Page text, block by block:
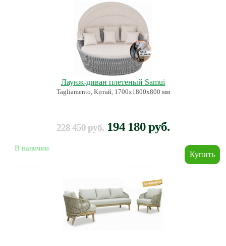
Лаунж-диван плетеный Samui
Tagliamento, Китай, 1700х1800х800 мм
228 450 руб. 194 180 руб.
В наличии